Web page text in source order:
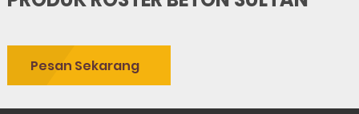
Pesan Sekarang